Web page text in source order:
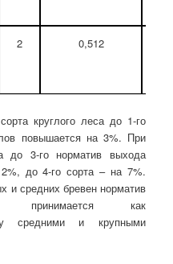
2 0,512
круглого леса до 1-го
повышается на 3%. При
до 3-го норматив выхода
до 4-го сорта – на 7%.
и средних бревен норматив
принимается как
средними и крупными